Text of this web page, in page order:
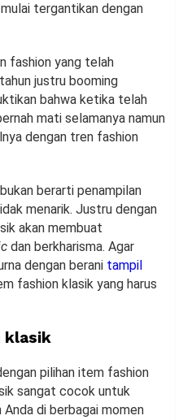
tergantikan dengan
fashion yang telah
justru booming
bahwa ketika telah
mati selamanya namun
dengan tren fashion
berarti penampilan
menarik. Justru dengan
akan membuat
dan berkharisma. Agar
dengan berani tampil
fashion klasik yang harus
klasik
pilihan item fashion
sangat cocok untuk
di berbagai momen